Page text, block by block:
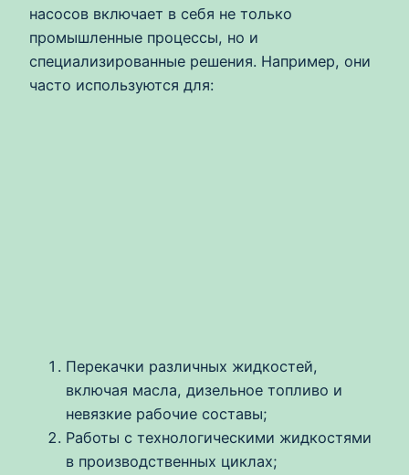
насосов включает в себя не только
промышленные процессы, но и
специализированные решения. Например, они
часто используются для:
Перекачки различных жидкостей,
включая масла, дизельное топливо и
невязкие рабочие составы;
Работы с технологическими жидкостями
в производственных циклах;